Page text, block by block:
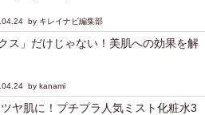
by キレイナビ編集部
ス」だけじゃない！美肌への効果を解
by kanami
ヤ肌に！プチプラ人気ミスト化粧水3